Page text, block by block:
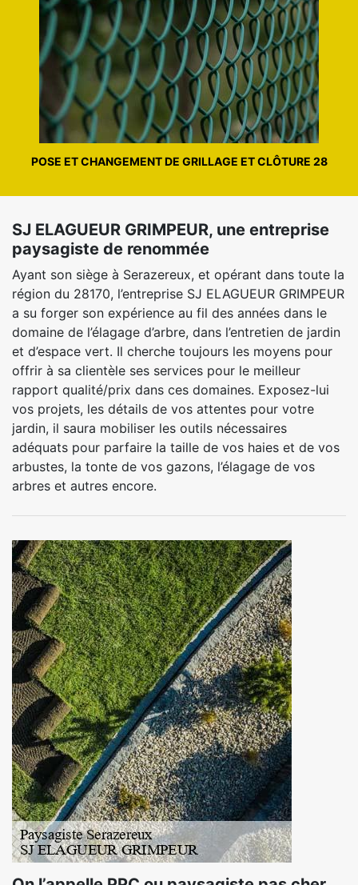
POSE ET CHANGEMENT DE GRILLAGE ET CLÔTURE 28
SJ ELAGUEUR GRIMPEUR, une entreprise
paysagiste de renommée
Ayant son siège à Serazereux, et opérant dans toute la
région du 28170, l’entreprise SJ ELAGUEUR GRIMPEUR
a su forger son expérience au fil des années dans le
domaine de l’élagage d’arbre, dans l’entretien de jardin
et d’espace vert. Il cherche toujours les moyens pour
offrir à sa clientèle ses services pour le meilleur
rapport qualité/prix dans ces domaines. Exposez-lui
vos projets, les détails de vos attentes pour votre
jardin, il saura mobiliser les outils nécessaires
adéquats pour parfaire la taille de vos haies et de vos
arbustes, la tonte de vos gazons, l’élagage de vos
arbres et autres encore.